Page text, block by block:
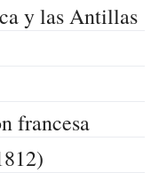
y las Antillas
francesa